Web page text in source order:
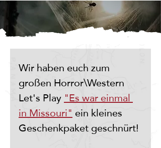
Wir haben euch zum
großen Horror\Western
Let's Play "Es war einmal
in Missouri" ein kleines
Geschenkpaket geschnürt!